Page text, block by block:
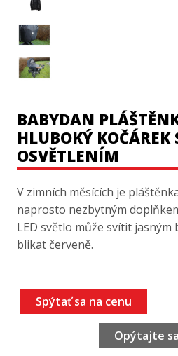
BABYDAN
HLUBOKÝ KOČÁREK
OSVĚTLENÍM
V zimních měsících je
naprosto nezbytným
LED světlo může svítit jasným
blikat červeně.
Spýtať sa na cenu
Opýtajte